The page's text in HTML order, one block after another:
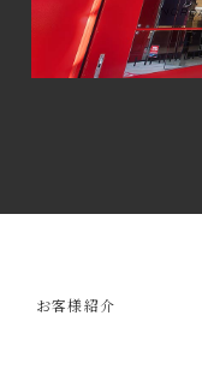
お客様紹介